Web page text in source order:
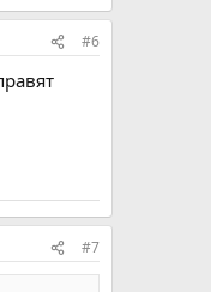
#6
#7